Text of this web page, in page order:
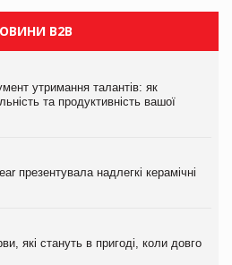
B2B
утримання талантів: як
та продуктивність вашої
презентувала надлегкі керамічні
які стануть в пригоді, коли довго